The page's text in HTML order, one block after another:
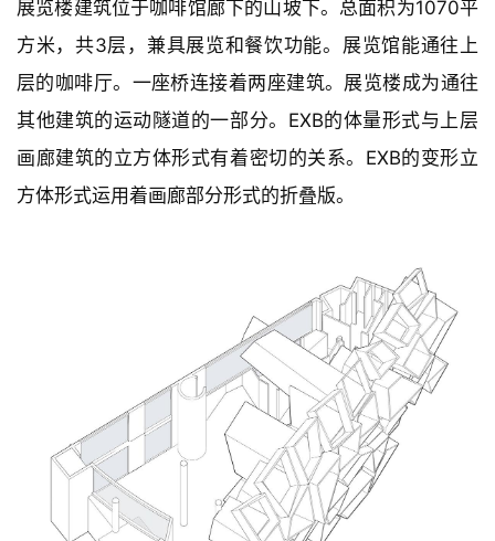
展览楼建筑位于咖啡馆廊下的山坡下。总面积为1070平
方米，共3层，兼具展览和餐饮功能。展览馆能通往上
层的咖啡厅。一座桥连接着两座建筑。展览楼成为通往
其他建筑的运动隧道的一部分。EXB的体量形式与上层
画廊建筑的立方体形式有着密切的关系。EXB的变形立
方体形式运用着画廊部分形式的折叠版。